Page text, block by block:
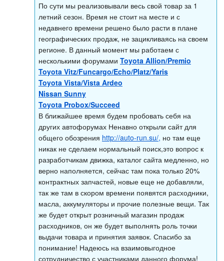
По сути мы реализовывали весь свой товар за 1
летний сезон. Время не стоит на месте и с
недавнего времени решено было расти в плане
географических продаж, не зацикливаясь на своем
регионе. В данный момент мы работаем с
несколькими форумами Toyota Allion/Premio
Toyota Vitz/Funcargo/Echo/Platz/Yaris
Toyota Vista/Vista Ardeo
Nissan Sunny
Toyota Probox/Succeed
В ближайшее время будем пробовать себя на
других автофорумах Ненавно открыли сайт для
общего обозрения http://auto-run.su/, но там еще
никак не сделаем нормальный поиск,это вопрос к
разработчикам движка, каталог сайта медленно, но
верно наполняется, сейчас там пока только 20%
контрактных запчастей, новые еще не добавляли,
так же там в скором времени появятся расходники,
масла, аккумуляторы и прочие полезные вещи. Так
же будет открыт розничный магазин продаж
расходников, он же будет выполнять роль точки
выдачи товара и принятия заявок. Спасибо за
понимание! Надеюсь на взаимовыгодное
сотрудничество с участниками данного форума!